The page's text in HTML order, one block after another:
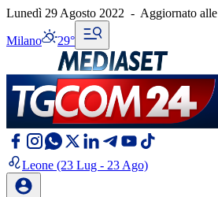
Lunedì 29 Agosto 2022 - Aggiornato alle
Milano 29°
Leone (23 Lug - 23 Ago)